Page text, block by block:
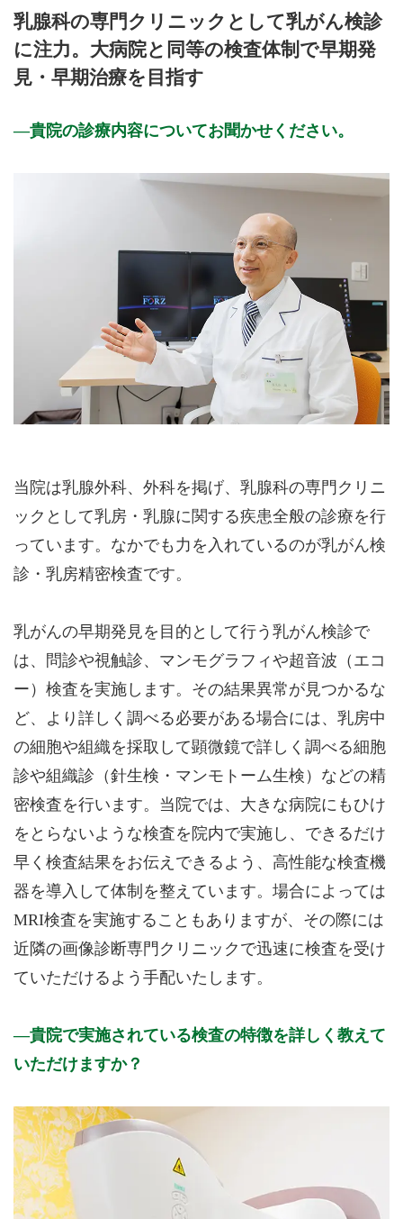
9:00～12:30
● ● ● ● ●
●
13:30～16:00
● ● ●
●
17:00～19:00
●
休診日：日、祝
※診療時間や臨時休診・診療内容等について、事前に必ず医療
機関ホームページ、またはお電話にてご確認ください。
>>病院なびで医療機関の詳細を見る
公式HPはこちら
乳腺科の専門クリニックとして乳がん検診
に注力。大病院と同等の検査体制で早期発
見・早期治療を目指す
貴院の診療内容についてお聞かせください。
当院は乳腺外科、外科を掲げ、乳腺科の専門クリニ
ックとして乳房・乳腺に関する疾患全般の診療を行
っています。なかでも力を入れているのが乳がん検
診・乳房精密検査です。
乳がんの早期発見を目的として行う乳がん検診で
は、問診や視触診、マンモグラフィや超音波（エコ
ー）検査を実施します。その結果異常が見つかるな
ど、より詳しく調べる必要がある場合には、乳房中
の細胞や組織を採取して顕微鏡で詳しく調べる細胞
診や組織診（針生検・マンモトーム生検）などの精
密検査を行います。当院では、大きな病院にもひけ
をとらないような検査を院内で実施し、できるだけ
早く検査結果をお伝えできるよう、高性能な検査機
器を導入して体制を整えています。場合によっては
MRI検査を実施することもありますが、その際には
近隣の画像診断専門クリニックで迅速に検査を受け
ていただけるよう手配いたします。
貴院で実施されている検査の特徴を詳しく教えて
いただけますか？